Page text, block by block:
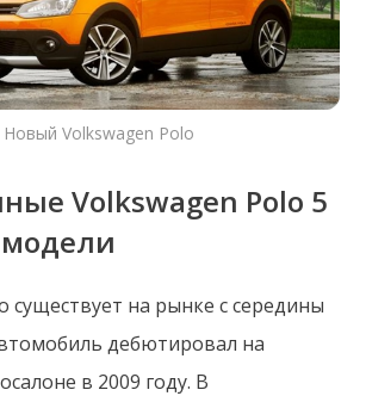
Новый Volkswagen Polo
Volkswagen Polo 5
существует на рынке с середины
дебютировал на
в 2009 году. В